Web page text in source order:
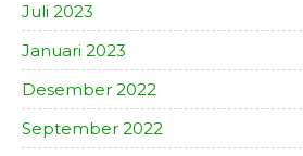
Juli 2023
Januari 2023
Desember 2022
September 2022